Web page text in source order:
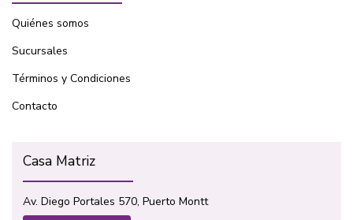
Quiénes somos
Sucursales
Términos y Condiciones
Contacto
Casa Matriz
Av. Diego Portales 570, Puerto Montt